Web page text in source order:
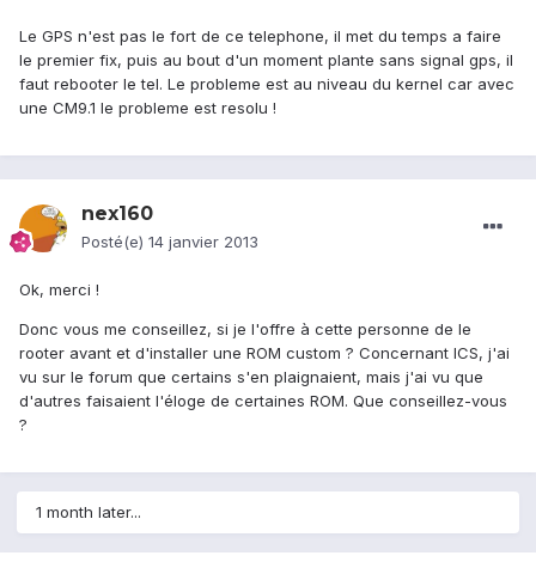
Le GPS n'est pas le fort de ce telephone, il met du temps a faire
le premier fix, puis au bout d'un moment plante sans signal gps, il
faut rebooter le tel. Le probleme est au niveau du kernel car avec
une CM9.1 le probleme est resolu !
nex160
Posté(e) 14 janvier 2013
Ok, merci !
Donc vous me conseillez, si je l'offre à cette personne de le
rooter avant et d'installer une ROM custom ? Concernant ICS, j'ai
vu sur le forum que certains s'en plaignaient, mais j'ai vu que
d'autres faisaient l'éloge de certaines ROM. Que conseillez-vous
?
1 month later...